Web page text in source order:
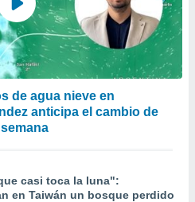
de agua nieve en
anticipa el cambio de
casi toca la luna":
en Taiwán un bosque perdido